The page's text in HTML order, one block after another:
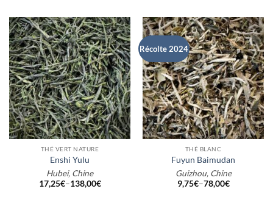
THÉ VERT NATURE
Enshi Yulu
Hubei, Chine
17,25€–138,00€
Récolte 2024
THÉ BLANC
Fuyun Baimudan
Guizhou, Chine
9,75€–78,00€